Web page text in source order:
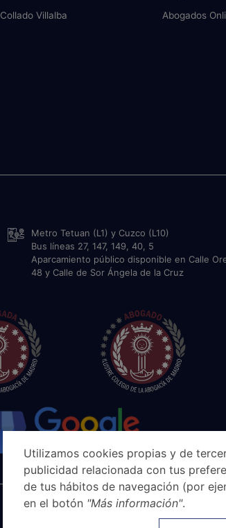
Collado Villalba Abogados
Metro Tetuan (L1) y Cuzco (L10)
Bus líneas 27, 147, 149, 40, 5
Aparcamiento público disponible en Calle
48 y Calle de Sor Ángela de la Cruz
Utilizamos cookies propias y de
publicidad relacionada con tus
de tus hábitos de navegación (por
en el botón "Más información".